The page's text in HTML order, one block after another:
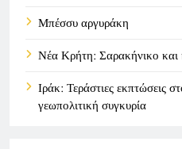
Μπέσσυ αργυράκη
Νέα Κρήτη: Σαρακήνικο
Ιράκ: Τεράστιες εκπτώσεις
γεωπολιτική συγκυρία